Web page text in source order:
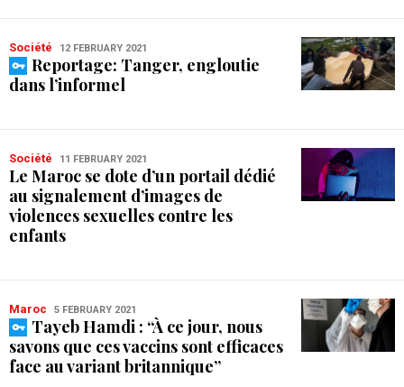
Société 12 FEBRUARY 2021
Reportage: Tanger, engloutie
dans l’informel
Société 11 FEBRUARY 2021
Le Maroc se dote d’un portail dédié
au signalement d’images de
violences sexuelles contre les
enfants
Maroc 5 FEBRUARY 2021
Tayeb Hamdi : “À ce jour, nous
savons que ces vaccins sont efficaces
face au variant britannique”